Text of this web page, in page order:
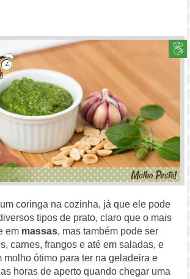
coringa na cozinha, já que ele pode
tipos de prato, claro que o mais
em massas, mas também pode ser
carnes, frangos e até em saladas, e
molho ótimo para ter na geladeira e
horas de aperto quando chegar uma